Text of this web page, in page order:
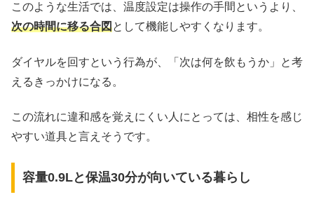
このような生活では、温度設定は操作の手間というより、
次の時間に移る合図として機能しやすくなります。
ダイヤルを回すという行為が、「次は何を飲もうか」と考
えるきっかけになる。
この流れに違和感を覚えにくい人にとっては、相性を感じ
やすい道具と言えそうです。
容量0.9Lと保温30分が向いている暮らし